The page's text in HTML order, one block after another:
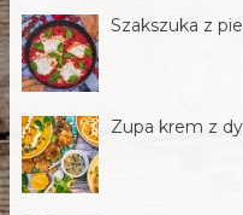
Szakszuka z
Zupa krem z